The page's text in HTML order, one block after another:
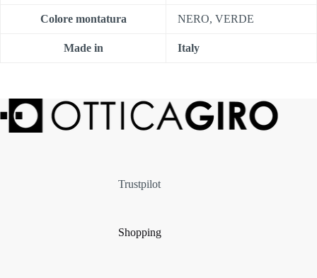
Colore montatura NERO, VERDE
Made in Italy
Trustpilot
Shopping